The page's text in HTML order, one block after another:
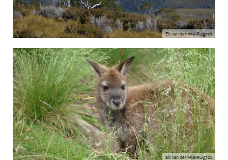
Els van der Wal-Ruigrok
Els van der Wal-Ruigrok